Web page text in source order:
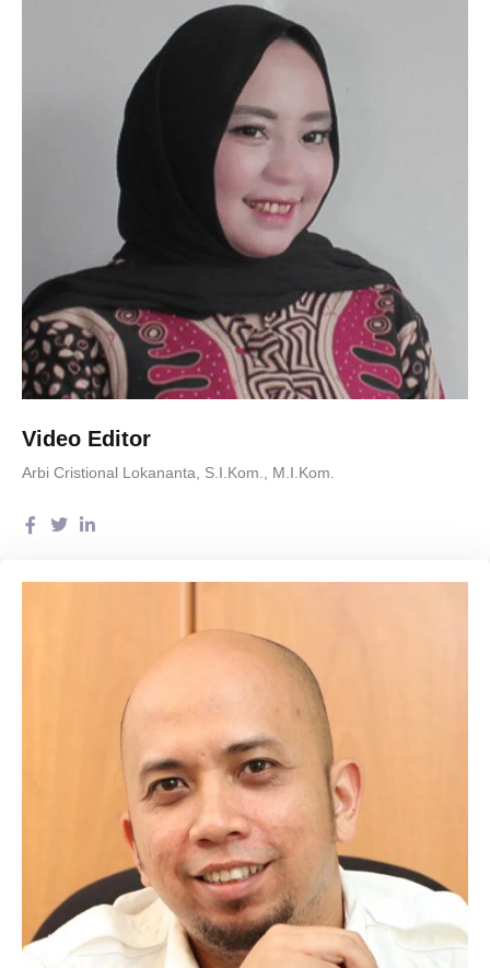
Video Editor
Arbi Cristional Lokananta, S.I.Kom., M.I.Kom.